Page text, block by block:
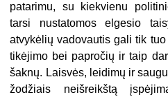
patarimu, su kiekvienu
tarsi nustatomos elgesio
atvykėlių vadovautis gali tik
tikėjimo bei papročių ir taip
šaknų. Laisvės, leidimų ir
žodžiais neišreikštą